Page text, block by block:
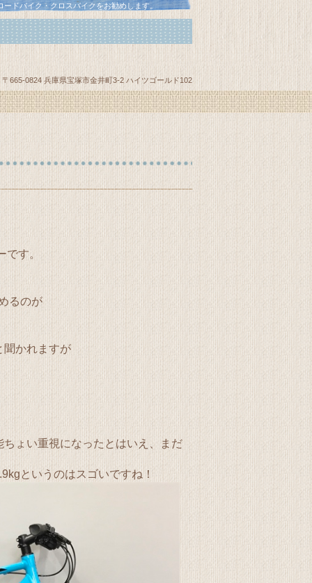
ドバイク・クロスバイクをお勧めします。
〒665-0824 兵庫県宝塚市金井町3-2 ハイツゴールド102
す。
るのが
聞かれますが
ょい重視になったとはいえ、まだ
というのはスゴいですね！